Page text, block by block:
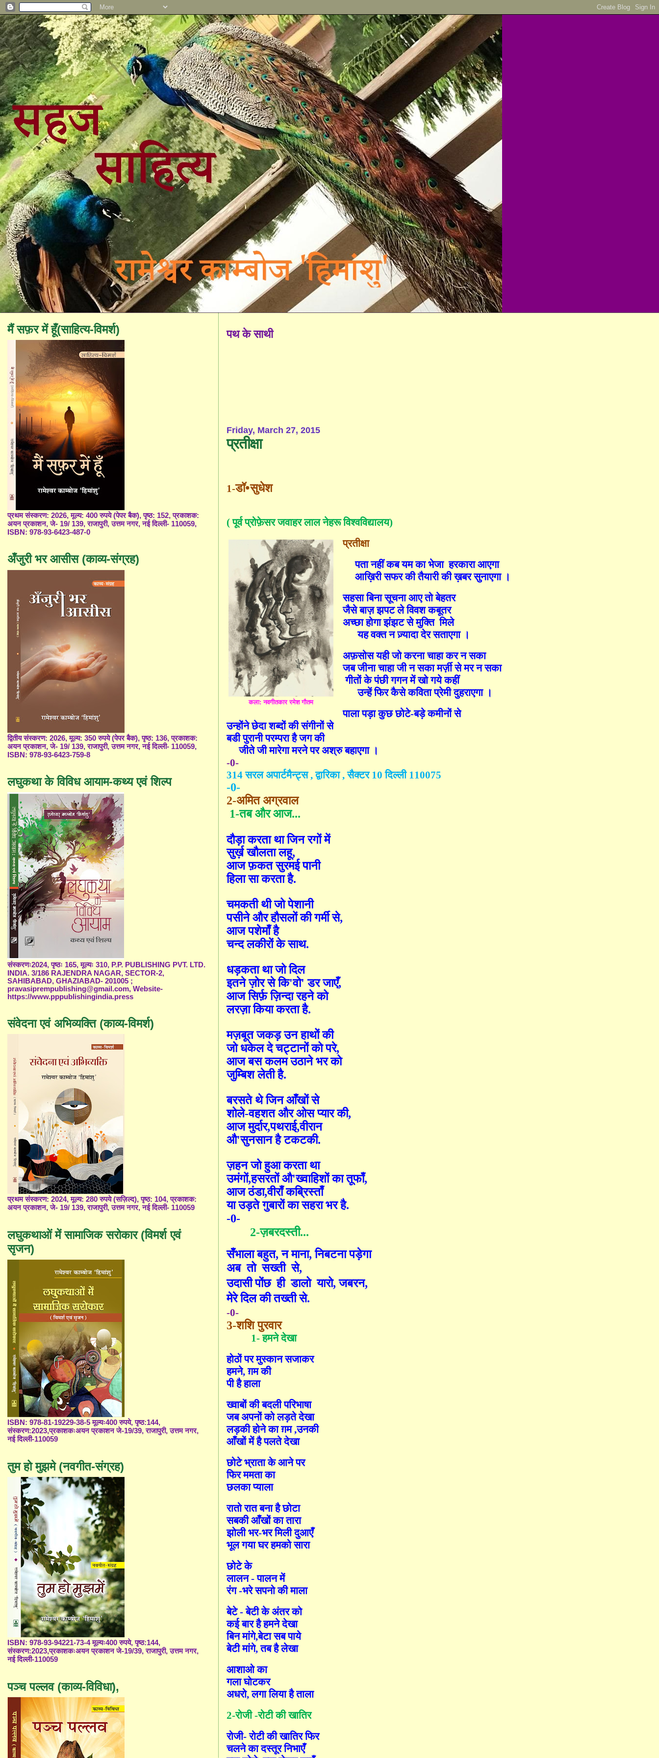
पथ के साथी
Friday, March 27, 2015
प्रतीक्षा
1-डॉ•सुधेश
( पूर्व प्रोफ़ेसर जवाहर लाल नेहरू विश्वविद्यालय)
कला: नवगीतकार रमेश गौतम
प्रतीक्षा
पता नहीं कब यम काभेजा हरकारा आएगा
आख़िरी सफर की तैयारी की ख़बर सुनाएगा ।
सहसा बिना सूचना आए तो बेहतर
जैसे बाज़ झपट ले विवश कबूतर
अच्छा होगा झंझट से मुक्ति मिले
यह वक्त न ज़्यादा देर सताएगा ।
अफ़सोस यही जो करना चाहा कर न सका
जब जीना चाहा जी न सका मर्ज़ी से मर न सका
गीतों के पंछी गगन में खो गये कहीं
उन्हें फिर कैसे कविता प्रेमी दुहराएगा ।
पाला पड़ा कुछ छोटे-बड़े कमीनों से
उन्होंने छेदा शब्दों की संगीनों से
बडी पुरानी परम्परा है जग की
जीते जी मारेगा मरने पर अश्रु बहाएगा ।
-0-
314सरल अपार्टमैन्ट्स,द्वारिका,सैक्टर10 दिल्ली 110075
-0-
2-अमित अग्रवाल
1-तब और आज...
दौड़ा करता था जिन रगों में
सुर्ख़ खौलता लहू,
आज फ़कत सुरमई पानी
हिला सा करता है.
चमकती थी जो पेशानी
पसीने और हौसलों की गर्मी से,
आज पशेमाँ है
चन्द लकीरों के साथ.
धड़कता था जो दिल
इतने ज़ोर से कि'वो'डर जाएँ,
आज सिर्फ़ ज़िन्दा रहने को
लरज़ा किया करता है.
मज़बूत जकड़ उन हाथों की
जो धकेल दे चट्टानों को परे,
आज बस कलम उठाने भर को
जुम्बिश लेती है.
बरसते थे जिन आँखों से
शोले-वहशत और ओस प्यार की,
आज मुर्दार,पथराई,वीरान
औ'सुनसान है टकटकी.
ज़हन जो हुआ करता था
उमंगों,हसरतों औ'ख्वाहिशों का तूफाँ,
आज ठंडा,वीराँ कब्रिस्ताँ
या उड़ते गुबारों का सहरा भर है.
-0-
2-ज़बरदस्ती...
सँभाला बहुत,न माना,निबटना पड़ेगा
अब तो सख्ती से,
उदासी पोंछ ही डालो यारो,जबरन,
मेरे दिल की तख्ती से.
-0-
3-शशि पुरवार
1-हमने देखा
होठों पर मुस्कान सजाकर
हमने,ग़म की
पी है हाला
ख्वाबों की बदली परिभाषा
जब अपनों को लड़ते देखा
लड़की होने का ग़म,उनकी
आँखों में है पलते देखा
छोटे भ्राता के आने पर
फिर ममता का
छलका प्याला
रातो रात बना है छोटा
सबकी आँखों का तारा
झोली भर-भर मिली दुआएँ
भूल गया घर हमको सारा
छोटे के
लालन - पालन में
रंग-भरे सपनो की माला
बेटे - बेटी के अंतर को
कई बार है हमने देखा
बिन मांगे,बेटा सब पाये
बेटी मांगे,तब है लेखा
आशाओ का
गला घोटकर
अधरो,लगा लिया है ताला
2-रोजी-रोटी की खातिर
रोजी-रोटी की खातिरफिर
चलने का दस्तूर निभाएँ
मैं सफ़र में हूँ(साहित्य-विमर्श)
प्रथम संस्करण: 2026, मूल्य: 400 रुपये (पेपर बैक), पृष्ठ: 152, प्रकाशक:
अयन प्रकाशन, जे- 19/ 139, राजापुरी, उत्तम नगर, नई दिल्ली- 110059,
ISBN: 978-93-6423-487-0
अँजुरी भर आसीस (काव्य-संग्रह)
द्वितीय संस्करण: 2026, मूल्य: 350 रुपये (पेपर बैक), पृष्ठ: 136, प्रकाशक:
अयन प्रकाशन, जे- 19/ 139, राजापुरी, उत्तम नगर, नई दिल्ली- 110059,
ISBN: 978-93-6423-759-8
लघुकथा के विविध आयाम-कथ्य एवं शिल्प
संस्करणः2024, पृष्ठः 165, मूल्यः 310, P.P. PUBLISHING PVT. LTD.
INDIA. 3/186 RAJENDRA NAGAR, SECTOR-2,
SAHIBABAD, GHAZIABAD- 201005 ;
pravasiprempublishing@gmail.com, Website-
https://www.pppublishingindia.press
संवेदना एवं अभिव्यक्ति (काव्य-विमर्श)
प्रथम संस्करण: 2024, मूल्य: 280 रुपये (सज़िल्द), पृष्ठ: 104, प्रकाशक:
अयन प्रकाशन, जे- 19/ 139, राजापुरी, उत्तम नगर, नई दिल्ली- 110059
लघुकथाओं में सामाजिक सरोकार (विमर्श एवं
सृजन)
ISBN: 978-81-19229-38-5 मूल्यः400 रुपये, पृष्ठ:144,
संस्करण:2023,प्रकाशकःअयन प्रकाशन जे-19/39, राजापुरी, उत्तम नगर,
नई दिल्ली-110059
तुम हो मुझमे (नवगीत-संग्रह)
ISBN: 978-93-94221-73-4 मूल्यः400 रुपये, पृष्ठ:144,
संस्करण:2023,प्रकाशकःअयन प्रकाशन जे-19/39, राजापुरी, उत्तम नगर,
नई दिल्ली-110059
पञ्च पल्लव (काव्य-विविधा),